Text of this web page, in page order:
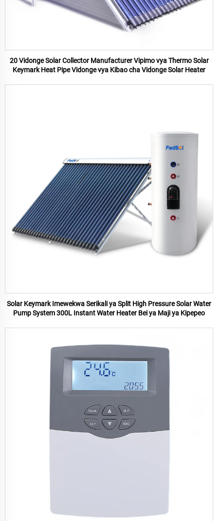
20 Vidonge Solar Collector Manufacturer Vipimo vya Thermo Solar
Keymark Heat Pipe Vidonge vya Kibao cha Vidonge Solar Heater
Solar Keymark Imewekwa Serikali ya Split High Pressure Solar Water
Pump System 300L Instant Water Heater Bei ya Maji ya Kipepeo